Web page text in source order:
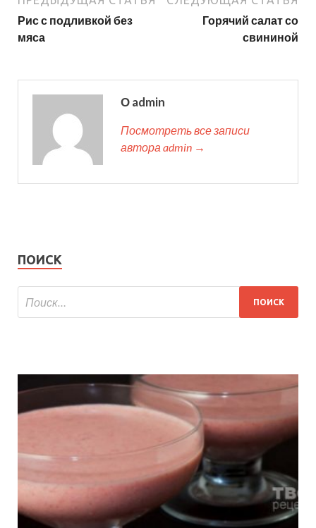
Рис с подливкой без
мяса
Горячий салат со
свининой
О admin
Посмотреть все записи
автора admin →
ПОИСК